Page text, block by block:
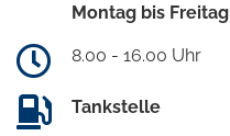
Montag bis Freitag
8.00 - 16.00 Uhr
Tankstelle